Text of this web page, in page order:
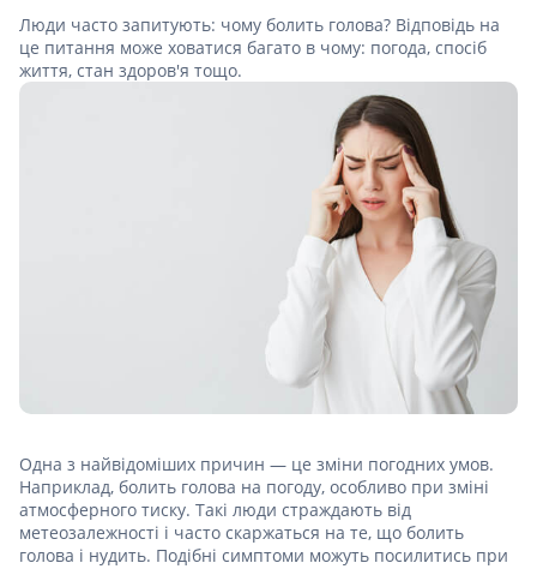
Люди часто запитують: чому болить голова? Відповідь на
це питання може ховатися багато в чому: погода, спосіб
життя, стан здоров'я тощо.
Одна з найвідоміших причин — це зміни погодних умов.
Наприклад, болить голова на погоду, особливо при зміні
атмосферного тиску. Такі люди страждають від
метеозалежності і часто скаржаться на те, що болить
голова і нудить. Подібні симптоми можуть посилитись при